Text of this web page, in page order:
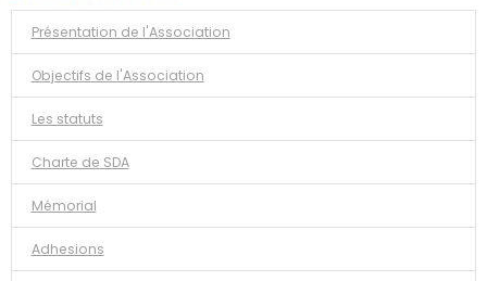
Présentation de l'Association
Objectifs de l'Association
Les statuts
Charte de SDA
Mémorial
Adhesions